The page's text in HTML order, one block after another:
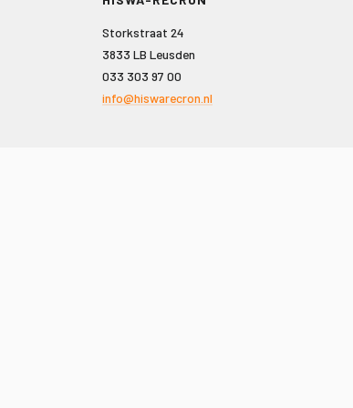
Storkstraat 24
3833 LB Leusden
033 303 97 00
info@hiswarecron.nl